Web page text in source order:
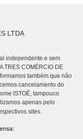
LTDA
independente e sem
TRES COMÉRCIO DE
também que não
cancelamento do
ISTOÉ, tampouco
apenas pelo
sites.